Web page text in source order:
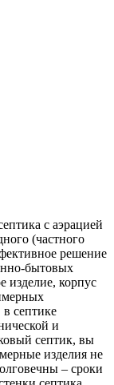
с аэрацией
(частного
решение
бытовых
изделие, корпус
септике
и
септик, вы
изделия не
– сроки